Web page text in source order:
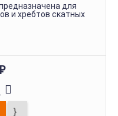
для
и хребтов скатных